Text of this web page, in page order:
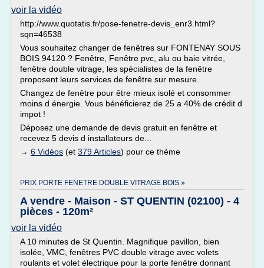
voir la vidéo
http://www.quotatis.fr/pose-fenetre-devis_enr3.html?
sqn=46538
Vous souhaitez changer de fenêtres sur FONTENAY SOUS
BOIS 94120 ? Fenêtre, Fenêtre pvc, alu ou baie vitrée,
fenêtre double vitrage, les spécialistes de la fenêtre
proposent leurs services de fenêtre sur mesure.
Changez de fenêtre pour être mieux isolé et consommer
moins d énergie. Vous bénéficierez de 25 a 40% de crédit d
impot !
Déposez une demande de devis gratuit en fenêtre et
recevez 5 devis d installateurs de...
→ 6 Vidéos (et 379 Articles) pour ce thème
PRIX PORTE FENETRE DOUBLE VITRAGE BOIS »
A vendre - Maison - ST QUENTIN (02100) - 4
pièces - 120m²
voir la vidéo
A 10 minutes de St Quentin. Magnifique pavillon, bien
isolée, VMC, fenêtres PVC double vitrage avec volets
roulants et volet électrique pour la porte fenêtre donnant